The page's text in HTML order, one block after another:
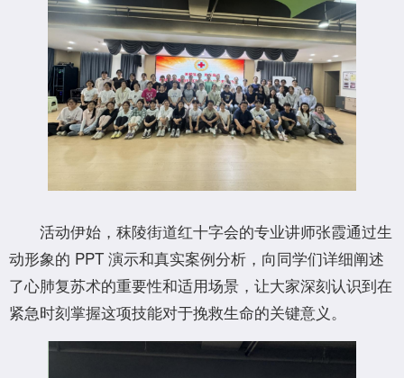
活动伊始，秣陵街道红十字会的专业讲师张霞通过生
动形象的 PPT 演示和真实案例分析，向同学们详细阐述
了心肺复苏术的重要性和适用场景，让大家深刻认识到在
紧急时刻掌握这项技能对于挽救生命的关键意义。